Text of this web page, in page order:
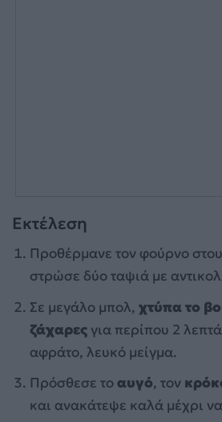
Εκτέλεση
Προθέρμανε τον φούρνο
στρώσε δύο ταψιά με
Σε μεγάλο μπολ, χτύπα το
ζάχαρες για περίπου 2
αφράτο, λευκό μείγμα.
Πρόσθεσε τοαυγό, τον
και ανακάτεψε καλά μέχρι